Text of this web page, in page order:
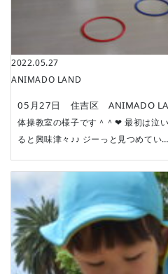
2022.05.27
ANIMADO LAND
05月27日 住吉区 ANIMADO
体操教室の様子です＾＾❤ 最初は泣
ると興味津々♪♪ ジーっと見つめてい…